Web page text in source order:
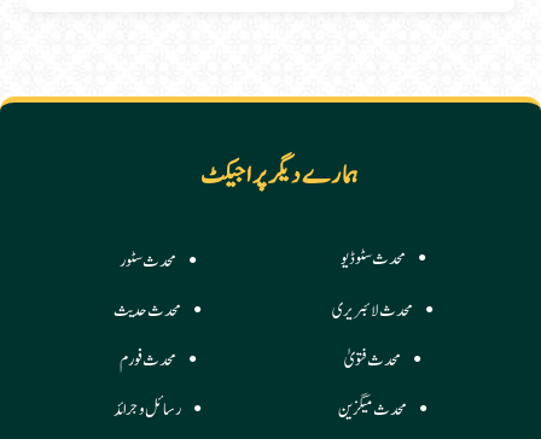
ہمارے دیگر پراجیکٹ
محدث سٹوڈیو
محدث سٹور
محدث لائبریری
محدث حدیث
محدث فتویٰ
محدث فورم
محدث میگزین
رسائل وجرائد